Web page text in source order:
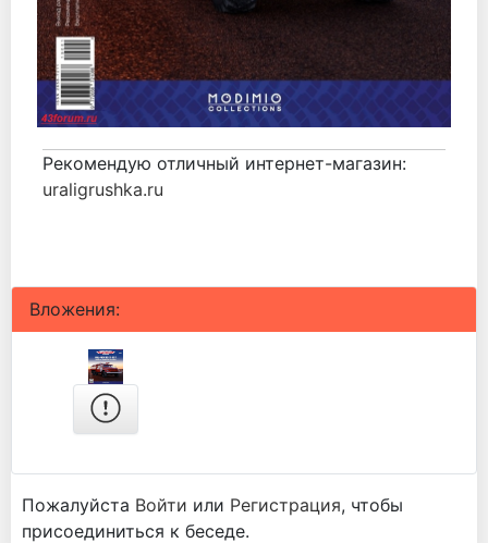
Рекомендую отличный интернет-магазин:
uraligrushka.ru
Вложения:
Пожалуйста Войти или Регистрация, чтобы
присоединиться к беседе.